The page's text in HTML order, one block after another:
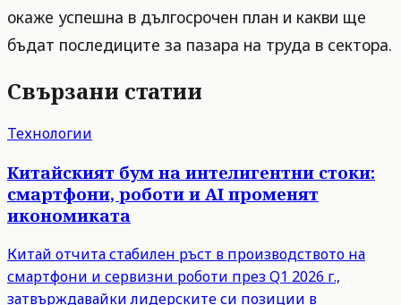
окаже успешна в дългосрочен план и какви ще
бъдат последиците за пазара на труда в сектора.
Свързани статии
Технологии
Китайският бум на интелигентни стоки:
смартфони, роботи и AI променят
икономиката
Китай отчита стабилен ръст в производството на
смартфони и сервизни роботи през Q1 2026 г.,
затвърждавайки лидерските си позиции в